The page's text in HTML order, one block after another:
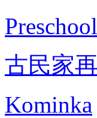
Preschool
古民家
Kominka